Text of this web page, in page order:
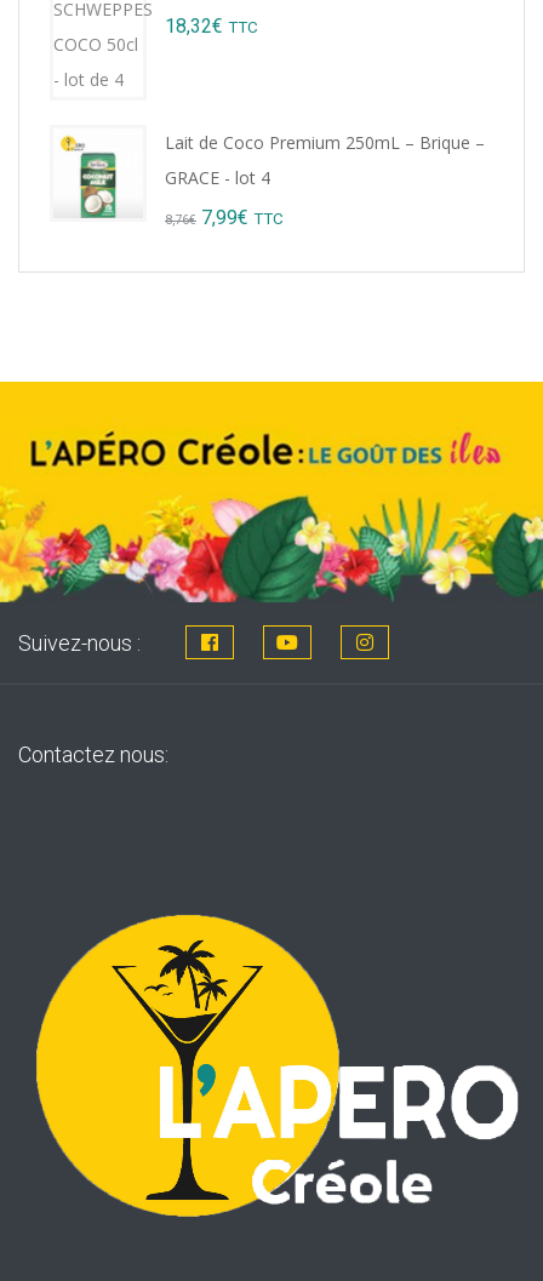
18,32€ TTC
Lait de Coco Premium 250mL – Brique –
GRACE - lot 4
8,76€ Original
7,99€ Current
TTC
Suivez-nous :
Contactez nous: